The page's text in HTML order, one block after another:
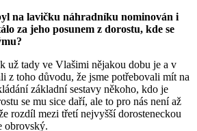
na lavičku náhradníku nominován i
za jeho posunem z dorostu, kde se
už tady ve Vlašimi nějakou dobu je a v
z toho důvodu, že jsme potřebovali mít na
základní sestavy někoho, kdo je
se mu sice daří, ale to pro nás není až
rozdíl mezi třetí nejvyšší dorosteneckou
obrovský.